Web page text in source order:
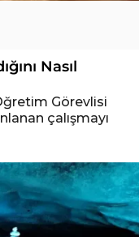
Nasıl
Görevlisi
çalışmayı